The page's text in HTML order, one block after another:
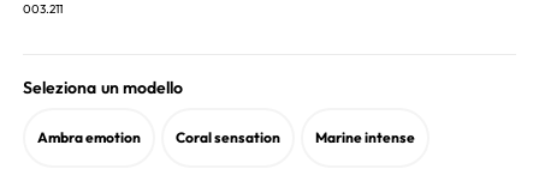
003.211
Seleziona un modello
Ambra emotion Coral sensation Marine intense